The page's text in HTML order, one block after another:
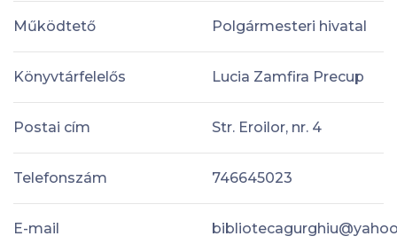
Működtető Polgármesteri hivatal
Könyvtárfelelős Lucia Zamfira Precup
Postai cím Str. Eroilor, nr. 4
Telefonszám 746645023
E-mail